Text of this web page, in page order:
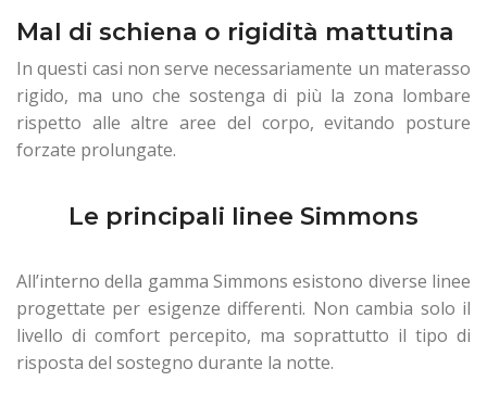
Mal di schiena o rigidità mattutina
In questi casi non serve necessariamente un materasso
rigido, ma uno che sostenga di più la zona lombare
rispetto alle altre aree del corpo, evitando posture
forzate prolungate.
Le principali linee Simmons
All’interno della gamma Simmons esistono diverse linee
progettate per esigenze differenti. Non cambia solo il
livello di comfort percepito, ma soprattutto il tipo di
risposta del sostegno durante la notte.